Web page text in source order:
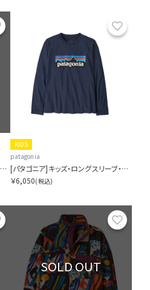
お気に入り
[パタゴニア]キッズ・ロングスリーブ・グラフィック・Tシャツ
KIDS
patagonia
[パタゴニア]キッズ・ロングスリーブ・P-6 ロゴ・Tシャツ
￥6,050(税込)
お気に入り
SOLD OUT